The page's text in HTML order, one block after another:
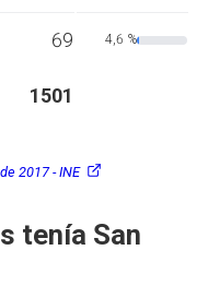
69 4,6 %
1501
2017 - INE
tenía San